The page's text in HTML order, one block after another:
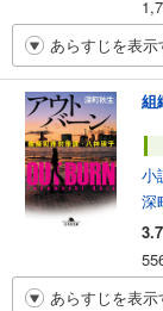
あらすじを表示
組
小
深
3.7
あらすじを表示